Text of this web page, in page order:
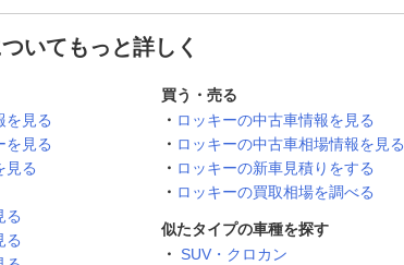
いてもっと詳しく
を見る
を見る
見る
る
る
買う・売る
ロッキーの中古車情報を見る
ロッキーの中古車相場情報を見る
ロッキーの新車見積りをする
ロッキーの買取相場を調べる
似たタイプの車種を探す
SUV・クロカン